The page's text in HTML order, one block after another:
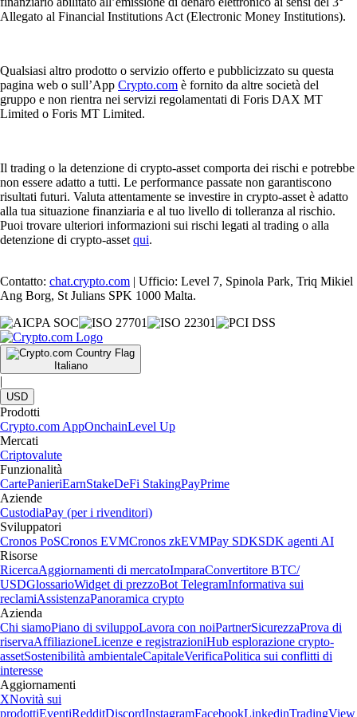
Allegato al Financial Institutions Act (Electronic Money Institutions).
Qualsiasi altro prodotto o servizio offerto e pubblicizzato su questa
pagina web o sull’App Crypto.com è fornito da altre società del
gruppo e non rientra nei servizi regolamentati di Foris DAX MT
Limited o Foris MT Limited.
Il trading o la detenzione di crypto-asset comporta dei rischi e potrebbe
non essere adatto a tutti. Le performance passate non garantiscono
risultati futuri. Valuta attentamente se investire in crypto-asset è adatto
alla tua situazione finanziaria e al tuo livello di tolleranza al rischio.
Puoi trovare ulteriori informazioni sui rischi legati al trading o alla
detenzione di crypto-asset qui.
Contatto: chat.crypto.com | Ufficio: Level 7, Spinola Park, Triq Mikiel
Ang Borg, St Julians SPK 1000 Malta.
Italiano
|
USD
Prodotti
Crypto.com AppOnchainLevel Up
Mercati
Criptovalute
Funzionalità
CartePanieriEarnStakeDeFi StakingPayPrime
Aziende
CustodiaPay (per i rivenditori)
Sviluppatori
Cronos PoSCronos EVMCronos zkEVMPay SDKSDK agenti AI
Risorse
RicercaAggiornamenti di mercatoImparaConvertitore BTC/
USDGlossarioWidget di prezzoBot TelegramInformativa sui
reclamiAssistenzaPanoramica crypto
Azienda
Chi siamoPiano di sviluppoLavora con noiPartnerSicurezzaProva di
riservaAffiliazioneLicenze e registrazioniHub esplorazione crypto-
assetSostenibilità ambientaleCapitaleVerificaPolitica sui conflitti di
interesse
Aggiornamenti
XNovità sui
prodottiEventiRedditDiscordInstagramFacebookLinkedinTradingView